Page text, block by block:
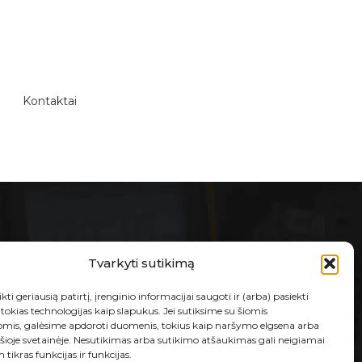
Tvarkyti sutikimą
geriausią patirtį, įrenginio informacijai saugoti ir (arba) pasiekti
technologijas kaip slapukus. Jei sutiksime su šiomis
galėsime apdoroti duomenis, tokius kaip naršymo elgsena arba
svetainėje. Nesutikimas arba sutikimo atšaukimas gali neigiamai
tikras funkcijas ir funkcijas.
Kontaktai
E-PARDUOTUVĖ
Taisyklės ir sąlygos
Prekių grąžinimas ir garantija
Privatumo politika